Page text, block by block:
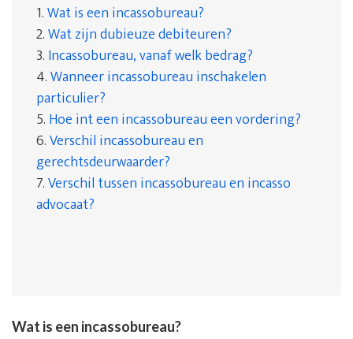
1.Wat is een incassobureau?
2.Wat zijn dubieuze debiteuren?
3. Incassobureau, vanaf welk bedrag?
4.Wanneer incassobureau inschakelen
particulier?
5. Hoe int een incassobureau een vordering?
6.Verschil incassobureau en
gerechtsdeurwaarder?
7.Verschil tussen incassobureau en incasso
advocaat?
Wat is een incassobureau?